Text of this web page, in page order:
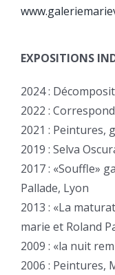
EXPOSITIONS
2024 :
2022 :
2021 : Peintures,
2019 : Selva
2017 : «Souffle»
Pallade, Lyon
2013 : «La
marie et Roland
2009 : «la nuit
2006 : Peintures,